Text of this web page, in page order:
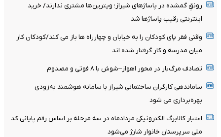
رونقِ گمشده در پاساژهای شیراز؛ ویترین‌ها مشتری ندارند/ خرید
اینترنتی رقیب پاساژها شد
وقتی فقر پای کودکان را به خیابان و چهارراه ها باز می کند/کودکان کار
میان مدرسه و کار گرفتار شده اند
تصادف مرگ‌بار در محور اهواز–شوش با ۸ فوتی و مصدوم
ساماندهی کارگران ساختمانی شیراز با سامانه هوشمند به‌زودی
بهره‌برداری می شود
اعتبار کالابرگ الکترونیکی مردادماه در سه مرحله بر اساس رقم پایانی کد
ملی سرپرستان خانوار شارژ می‌شود